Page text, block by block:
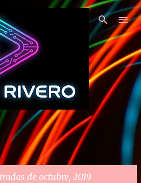
principal
de octubre, 2019